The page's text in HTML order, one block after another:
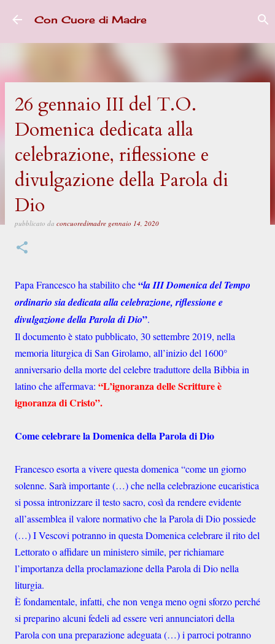
Passa ai contenuti principali
Con Cuore di Madre
26 gennaio III del T.O.
Domenica dedicata alla
celebrazione, riflessione e
divulgazione della Parola di
Dio
pubblicato da concuoredimadre gennaio 14, 2020
Papa Francesco ha stabilito che“la III Domenica del Tempo
ordinario sia dedicata alla celebrazione, riflessione e
divulgazione della Parola di Dio”.
Il documento è stato pubblicato, 30 settembre 2019, nella
memoria liturgica di San Girolamo, all’inizio del 1600°
anniversario della morte del celebre traduttore della Bibbia in
latino che affermava: “L’ignoranza delle Scritture è
ignoranza di Cristo”.
Come celebrare la Domenica della Parola di Dio
Francesco esorta a vivere questa domenica “come un giorno
solenne. Sarà importante (…) che nella celebrazione eucaristica
si possa intronizzare il testo sacro, così da rendere evidente
all’assemblea il valore normativo che la Parola di Dio possiede
(…) I Vescovi potranno in questa Domenica celebrare il rito del
Lettorato o affidare un ministero simile, per richiamare
l’importanza della proclamazione della Parola di Dio nella
liturgia.
È fondamentale, infatti, che non venga meno ogni sforzo perché
si preparino alcuni fedeli ad essere veri annunciatori della
Parola con una preparazione adeguata (…) i parroci potranno